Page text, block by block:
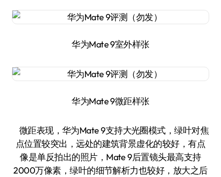
华为Mate 9室外样张
华为Mate 9微距样张
微距表现，华为Mate 9支持大光圈模式，绿叶对焦
点位置较突出，远处的建筑背景虚化的较好，有点
像是单反拍出的照片，Mate 9后置镜头最高支持
2000万像素，绿叶的细节解析力也较好，放大之后